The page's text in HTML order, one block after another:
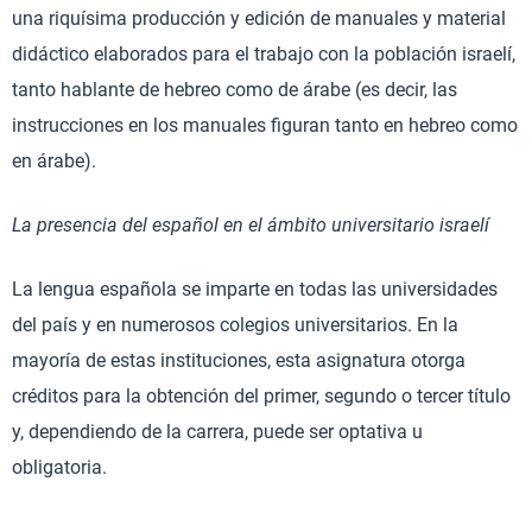
una riquísima producción y edición de manuales y material
didáctico elaborados para el trabajo con la población israelí,
tanto hablante de hebreo como de árabe (es decir, las
instrucciones en los manuales figuran tanto en hebreo como
en árabe).
La presencia del español en el ámbito universitario israelí
La lengua española se imparte en todas las universidades
del país y en numerosos colegios universitarios. En la
mayoría de estas instituciones, esta asignatura otorga
créditos para la obtención del primer, segundo o tercer título
y, dependiendo de la carrera, puede ser optativa u
obligatoria.